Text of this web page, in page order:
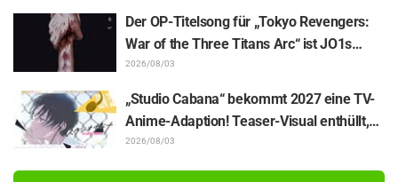
erscheint am 13. November! Kurumi
Haruki führt die Besetzung an,
Hauptvisual und Teaser-Trailer enthüllt
Der OP-Titelsong für „Tokyo Revengers:
War of the Three Titans Arc“ ist JO1s
„IGNITE“! Kommentare ebenfalls
eingetroffen
2026/08/03
„Studio Cabana“ bekommt 2027 eine TV-
Anime-Adaption! Teaser-Visual enthüllt,
Sayumi Suzushiro übernimmt wie im
2026/08/03